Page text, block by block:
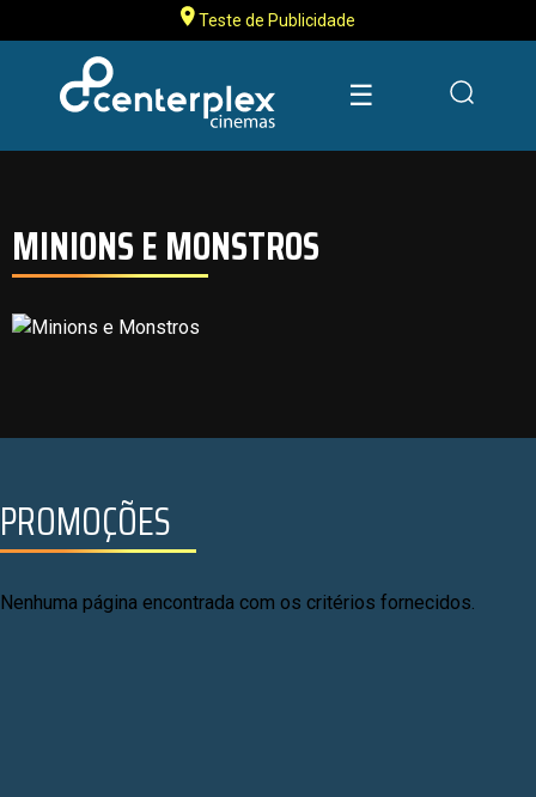
Teste de Publicidade
☰
MINIONS E MONSTROS
PROMOÇÕES
Nenhuma página encontrada com os critérios fornecidos.